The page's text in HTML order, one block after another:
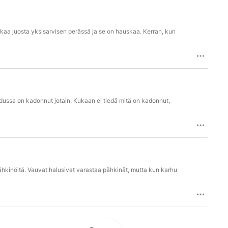
juosta yksisarvisen perässä ja se on hauskaa. Kerran, kun
on kadonnut jotain. Kukaan ei tiedä mitä on kadonnut,
Vauvat halusivat varastaa pähkinät, mutta kun karhu